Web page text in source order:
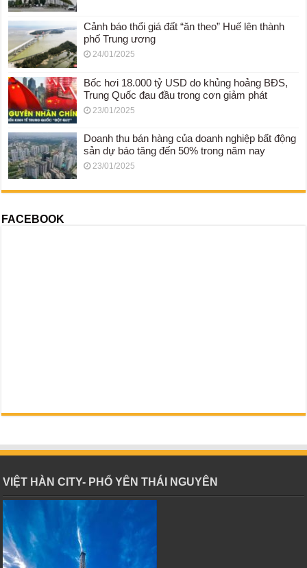
Cảnh báo thổi giá đất “ăn theo” Huế lên thành
phố Trung ương
24/01/2025
Bốc hơi 18.000 tỷ USD do khủng hoảng BĐS,
Trung Quốc đau đầu trong cơn giảm phát
23/01/2025
Doanh thu bán hàng của doanh nghiệp bất động
sản dự báo tăng đến 50% trong năm nay
23/01/2025
FACEBOOK
VIỆT HÀN CITY- PHỔ YÊN THÁI NGUYÊN